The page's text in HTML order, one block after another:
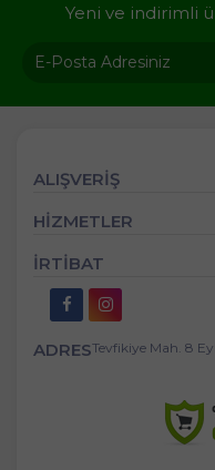
Yeni ve indirimli
ALIŞVERİŞ
HİZMETLER
İRTİBAT
ADRESTevfikiye Mah. 8